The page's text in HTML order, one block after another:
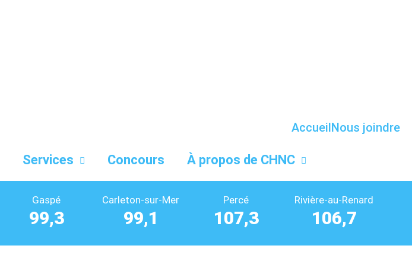
AccueilNous joindre
Services Concours À propos de CHNC
Gaspé
99,3
Carleton-sur-Mer
99,1
Percé
107,3
Rivière-au-Renard
106,7